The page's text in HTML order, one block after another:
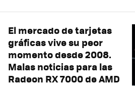
El mercado de tarjetas
gráficas vive su peor
momento desde 2008.
Malas noticias para las
Radeon RX 7000 de AMD